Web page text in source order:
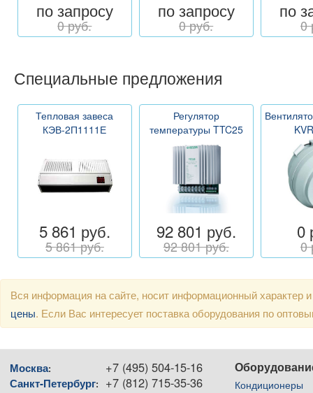
по запросу
0 руб.
по запросу
0 руб.
по
0
Специальные предложения
Тепловая завеса
КЭВ-2П1111Е
5 861 руб.
5 861 руб.
Регулятор
температуры TTC25
92 801 руб.
92 801 руб.
0
0
Вся информация на сайте, носит информационный
цены. Если Вас интересует поставка оборудования по
Москва: +7 (495) 504-15-16
Санкт-Петербург: +7 (812) 715-35-36
Кондиционеры